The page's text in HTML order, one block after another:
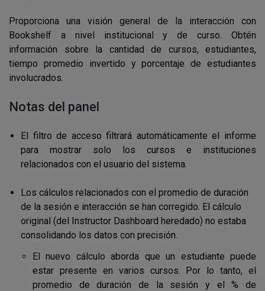
Proporciona una visión general de la interacción con
Bookshelf a nivel institucional y de curso. Obtén
información sobre la cantidad de cursos, estudiantes,
tiempo promedio invertido y porcentaje de estudiantes
involucrados.
Notas del panel
El filtro de acceso filtrará automáticamente el informe
para mostrar solo los cursos e instituciones
relacionados con el usuario del sistema.
Los cálculos relacionados con el promedio de duración
de la sesión e interacción se han corregido. El cálculo
original (del Instructor Dashboard heredado) no estaba
consolidando los datos con precisión.
El nuevo cálculo aborda que un estudiante puede
estar presente en varios cursos. Por lo tanto, el
promedio de duración de la sesión y el % de